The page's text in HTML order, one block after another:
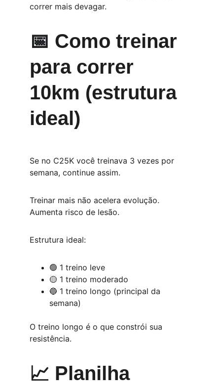
correr mais devagar.
📅 Como treinar
para correr
10km (estrutura
ideal)
Se no C25K você treinava 3 vezes por
semana, continue assim.
Treinar mais não acelera evolução.
Aumenta risco de lesão.
Estrutura ideal:
🟢 1 treino leve
🟡 1 treino moderado
🔵 1 treino longo (principal da
semana)
O treino longo é o que constrói sua
resistência.
📈 Planilha